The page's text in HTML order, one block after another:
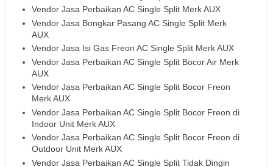
Vendor Jasa Perbaikan AC Single Split Merk AUX
Vendor Jasa Bongkar Pasang AC Single Split Merk
AUX
Vendor Jasa Isi Gas Freon AC Single Split Merk AUX
Vendor Jasa Perbaikan AC Single Split Bocor Air Merk
AUX
Vendor Jasa Perbaikan AC Single Split Bocor Freon
Merk AUX
Vendor Jasa Perbaikan AC Single Split Bocor Freon di
Indoor Unit Merk AUX
Vendor Jasa Perbaikan AC Single Split Bocor Freon di
Outdoor Unit Merk AUX
Vendor Jasa Perbaikan AC Single Split Tidak Dingin